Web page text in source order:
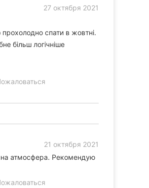
27 октября 2021
спати в жовтні.
більш логічніше
21 октября 2021
атмосфера. Рекомендую